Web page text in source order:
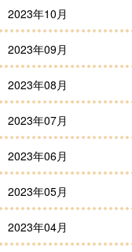
2023年10月
2023年09月
2023年08月
2023年07月
2023年06月
2023年05月
2023年04月